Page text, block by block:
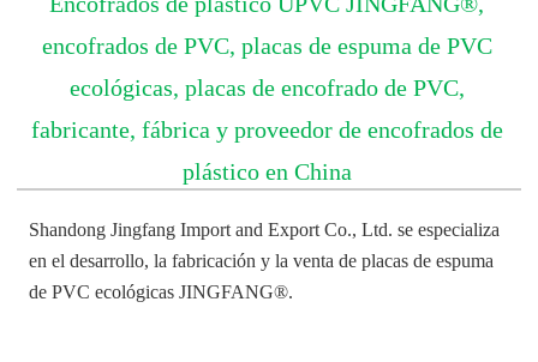
encofrados de PVC, placas de espuma de PVC
ecológicas, placas de encofrado de PVC,
fabricante, fábrica y proveedor de encofrados de
plástico en China
Shandong Jingfang Import and Export Co., Ltd. se especializa
en el desarrollo, la fabricación y la venta de placas de espuma
de PVC ecológicas JINGFANG®.